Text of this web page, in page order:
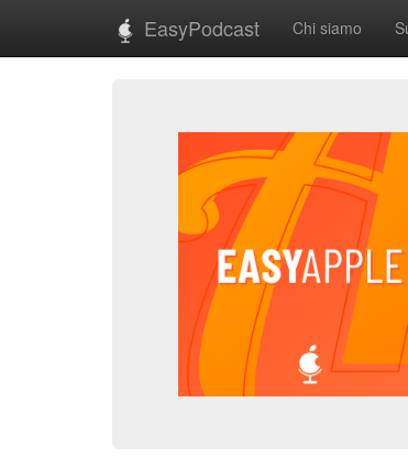
EasyPodcast Chi siamo